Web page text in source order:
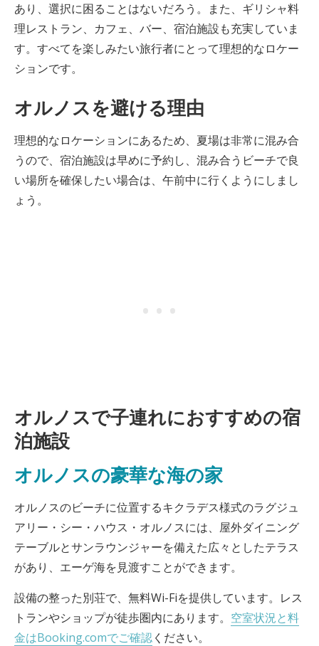
あり、選択に困ることはないだろう。また、ギリシャ料
理レストラン、カフェ、バー、宿泊施設も充実していま
す。すべてを楽しみたい旅行者にとって理想的なロケー
ションです。
オルノスを避ける理由
理想的なロケーションにあるため、夏場は非常に混み合
うので、宿泊施設は早めに予約し、混み合うビーチで良
い場所を確保したい場合は、午前中に行くようにしまし
ょう。
オルノスで子連れにおすすめの宿
泊施設
オルノスの豪華な海の家
オルノスのビーチに位置するキクラデス様式のラグジュ
アリー・シー・ハウス・オルノスには、屋外ダイニング
テーブルとサンラウンジャーを備えた広々としたテラス
があり、エーゲ海を見渡すことができます。
設備の整った別荘で、無料Wi-Fiを提供しています。レス
トランやショップが徒歩圏内にあります。 空室状況と料
金はBooking.comでご確認ください。